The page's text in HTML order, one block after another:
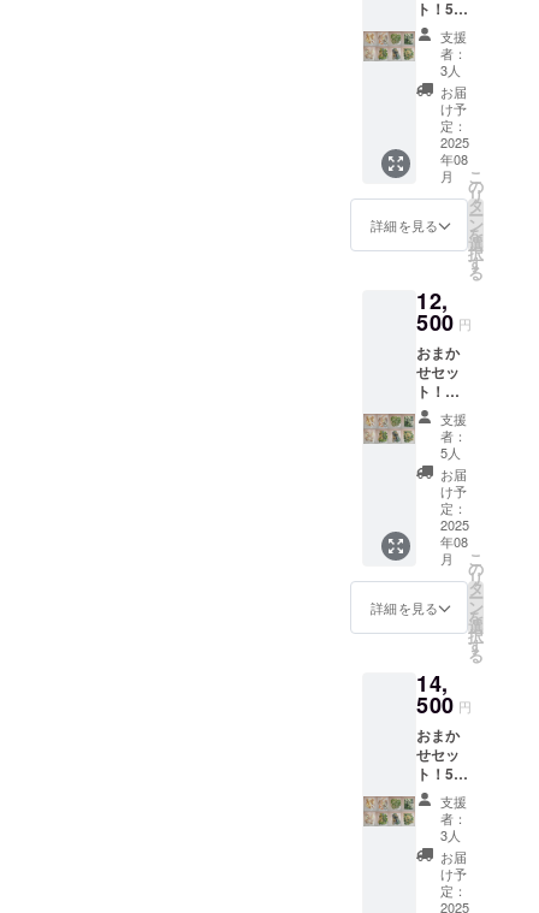
示はお
届け商
品のラ
ベルに
表記さ
れま
す。 商
品開封
前には
必ずお
届けの
リター
ルや注
意書き
をご確
認くだ
さい。
ト！500
ｇ
×24PC
【商
品A～H
まで各
3P】
or250ｇ
×48PC
【商
品A～H
まで各
6P】冷
凍食材
ス 詰め
合わ
せ ※原
材料及
び添加
物等の
食品表
示はお
届け商
品のラ
ベルに
表記さ
れま
す。 商
品開封
前には
必ずお
付され
たラベ
ルや注
意書き
をご確
認くだ
さい。
支援
者：
3人
お届
け予
定：
2025
年08
月
詳細を見る
こ
の
リ
タ
ー
ン
を
選
択
す
る
12,
500 円
おまか
せセッ
ト！
【配送
２回ま
で分納
可】500
×24PC
【商
品A～H
まで各
3P】
or250ｇ
×48PC
【商
まで各
6P】冷
凍食材
ミック
ス 詰め
合わ
せ ※原
材料及
び添加
物等の
食品表
示はお
支援
者：
5人
お届
け予
定：
2025
年08
月
詳細を見る
こ
の
リ
タ
ー
ン
を
選
択
す
る
14,
500 円
おまか
せセッ
ト！500
ｇ
×32PC
【商
品A～H
まで各
4P】
or 250
支援
者：
3人
お届
け予
定：
2025